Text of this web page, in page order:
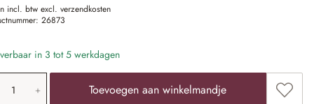
incl. btw excl. verzendkosten
26873
in 3 tot 5 werkdagen
voer de gewenste
Toevoegen aan winkelmandje